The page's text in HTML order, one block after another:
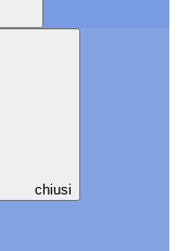
chiusi